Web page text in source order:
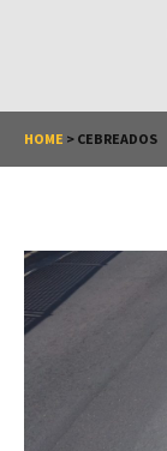
HOME > CEBREADOS